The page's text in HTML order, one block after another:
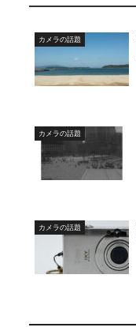
カメラの話題
カメラの話題
カメラの話題